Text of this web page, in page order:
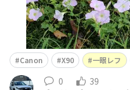
Canon X90 一眼レフ
0 39